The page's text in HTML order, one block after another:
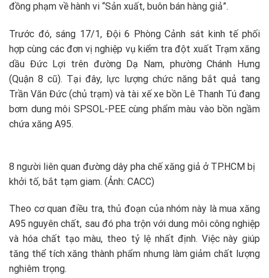
đồng phạm về hành vi “Sản xuất, buôn bán hàng giả”.
Trước đó, sáng 17/1, Đội 6 Phòng Cảnh sát kinh tế phối
hợp cùng các đơn vị nghiệp vụ kiểm tra đột xuất Trạm xăng
dầu Đức Lợi trên đường Dạ Nam, phường Chánh Hưng
(Quận 8 cũ). Tại đây, lực lượng chức năng bắt quả tang
Trần Văn Đức (chủ trạm) và tài xế xe bồn Lê Thanh Tú đang
bơm dung môi SPSOL-PEE cùng phẩm màu vào bồn ngầm
chứa xăng A95.
8 người liên quan đường dây pha chế xăng giả ở TP.HCM bị
khởi tố, bắt tạm giam. (Ảnh: CACC)
Theo cơ quan điều tra, thủ đoạn của nhóm này là mua xăng
A95 nguyên chất, sau đó pha trộn với dung môi công nghiệp
và hóa chất tạo màu, theo tỷ lệ nhất định. Việc này giúp
tăng thể tích xăng thành phẩm nhưng làm giảm chất lượng
nghiêm trọng.